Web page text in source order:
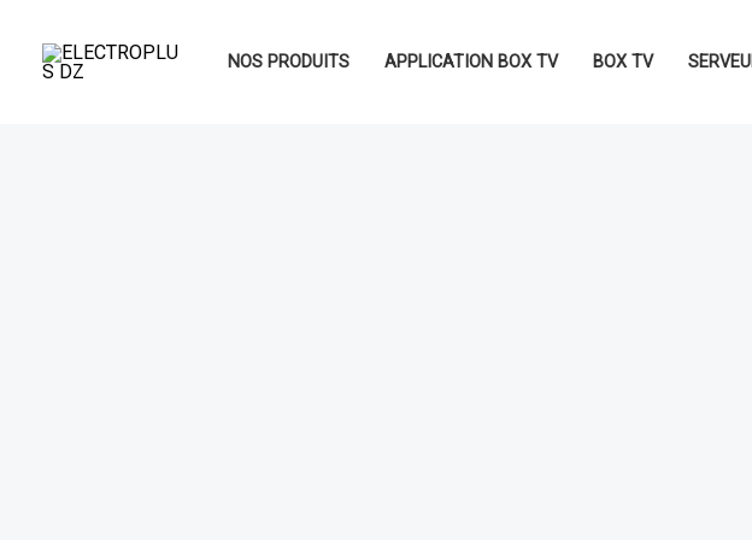
contenu
NOS PRODUITS APPLICATION BOX TV BOX TV